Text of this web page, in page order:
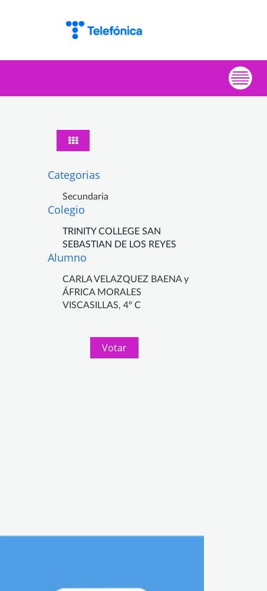
Categorias
Secundaria
Colegio
TRINITY COLLEGE SAN
SEBASTIAN DE LOS REYES
Alumno
CARLA VELAZQUEZ BAENA y
ÁFRICA MORALES
VISCASILLAS, 4º C
Votar